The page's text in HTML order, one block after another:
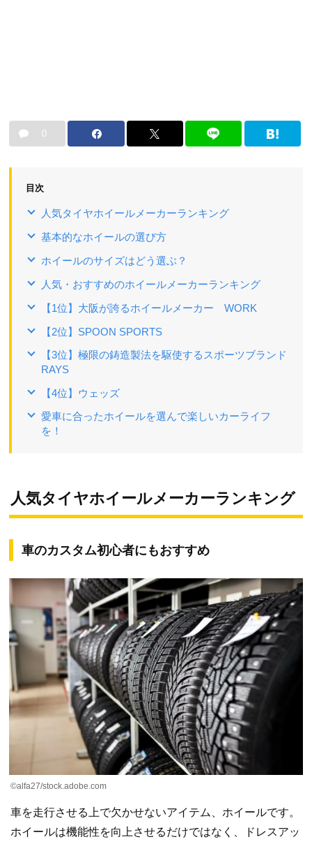
0
目次
人気タイヤホイールメーカーランキング
基本的なホイールの選び方
ホイールのサイズはどう選ぶ？
人気・おすすめのホイールメーカーランキング
【1位】大阪が誇るホイールメーカー WORK
【2位】SPOON SPORTS
【3位】極限の鋳造製法を駆使するスポーツブランド
RAYS
【4位】ウェッズ
愛車に合ったホイールを選んで楽しいカーライフ
を！
人気タイヤホイールメーカーランキング
車のカスタム初心者にもおすすめ
©alfa27/stock.adobe.com
車を走行させる上で欠かせないアイテム、ホイールです。
ホイールは機能性を向上させるだけではなく、ドレスアッ